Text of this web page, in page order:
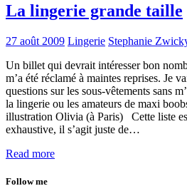
La lingerie grande taille
27 août 2009 Lingerie Stephanie
Un billet qui devrait intéresser bon
m’a été réclamé à maintes reprises. Je
questions sur les sous-vêtements sans
la lingerie ou les amateurs de maxi
illustration Olivia (à Paris) Cette liste
exhaustive, il s’agit juste de…
Read more
Follow me